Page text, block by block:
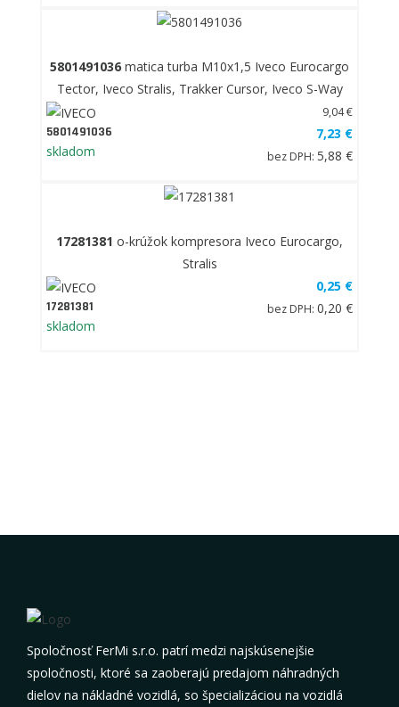
5801491036 matica turba M10x1,5 Iveco Eurocargo
Tector, Iveco Stralis, Trakker Cursor, Iveco S-Way
5801491036
skladom
9,04 €
7,23 €
bez DPH: 5,88 €
17281381 o-krúžok kompresora Iveco Eurocargo,
Stralis
17281381
skladom
0,25 €
bez DPH: 0,20 €
Spoločnosť FerMi s.r.o. patrí medzi najskúsenejšie
spoločnosti, ktoré sa zaoberajú predajom náhradných
dielov na nákladné vozidlá, so špecializáciou na vozidlá